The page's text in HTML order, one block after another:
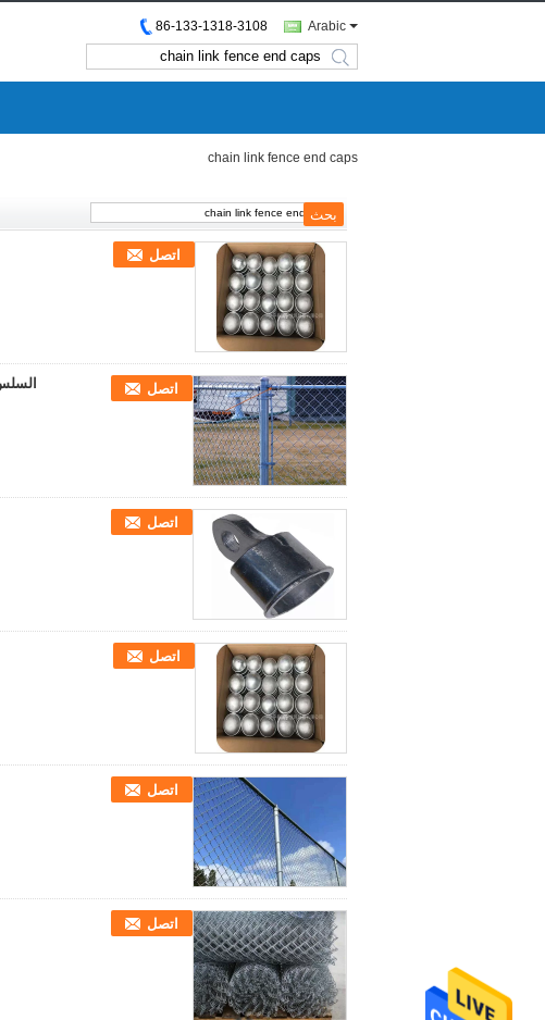
Arabic
86-133-1318-3108
search
chain link fence end caps
اتصل
اتصل
اتصل
اتصل
اتصل
اتصل